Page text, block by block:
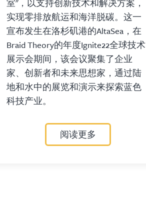
室"，以支持创新技术和解决方案，
实现零排放航运和海洋脱碳。这一
宣布发生在洛杉矶港的AltaSea，在
Braid Theory的年度Ignite22全球技术
展示会期间，该会议聚集了企业
家、创新者和未来思想家，通过陆
地和水中的展览和演示来探索蓝色
科技产业。
阅读更多